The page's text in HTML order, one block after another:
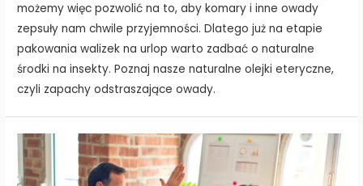
możemy więc pozwolić na to, aby komary i inne owady
zepsuły nam chwile przyjemności. Dlatego już na etapie
pakowania walizek na urlop warto zadbać o naturalne
środki na insekty. Poznaj nasze naturalne olejki eteryczne,
czyli zapachy odstraszające owady.